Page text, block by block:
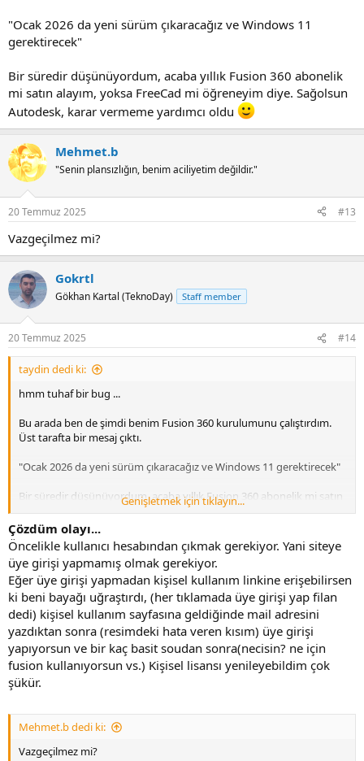
"Ocak 2026 da yeni sürüm çıkaracağız ve Windows 11
gerektirecek"
Bir süredir düşünüyordum, acaba yıllık Fusion 360 abonelik
mi satın alayım, yoksa FreeCad mi öğreneyim diye. Sağolsun
Autodesk, karar vermeme yardımcı oldu
Mehmet.b
"Senin plansızlığın, benim aciliyetim değildir."
20 Temmuz 2025 #13
Vazgeçilmez mi?
Gokrtl
Gökhan Kartal (TeknoDay) Staff member
20 Temmuz 2025 #14
taydin dedi ki:
hmm tuhaf bir bug ...
Bu arada ben de şimdi benim Fusion 360 kurulumunu çalıştırdım.
Üst tarafta bir mesaj çıktı.
"Ocak 2026 da yeni sürüm çıkaracağız ve Windows 11 gerektirecek"
Bir süredir düşünüyordum, acaba yıllık Fusion 360 abonelik mi satın
alayım, yoksa FreeCad mi öğreneyim diye. Sağolsun Autodesk, karar
vermeme yardımcı oldu
Genişletmek için tıklayın...
Çözdüm olayı...
Öncelikle kullanıcı hesabından çıkmak gerekiyor. Yani siteye
üye girişi yapmamış olmak gerekiyor.
Eğer üye girişi yapmadan kişisel kullanım linkine erişebilirsen
ki beni bayağı uğraştırdı, (her tıklamada üye girişi yap filan
dedi) kişisel kullanım sayfasına geldiğinde mail adresini
yazdıktan sonra (resimdeki hata veren kısım) üye girişi
yapıyorsun ve bir kaç basit soudan sonra(necisin? ne için
fusion kullanıyorsun vs.) Kişisel lisansı yenileyebildim çok
şükür.
Mehmet.b dedi ki:
Vazgeçilmez mi?